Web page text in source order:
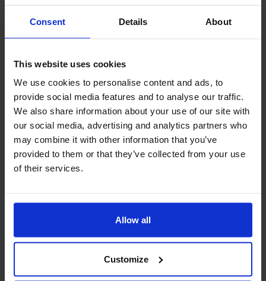
Consent Details About
This website uses cookies
We use cookies to personalise content and ads, to
provide social media features and to analyse our traffic.
We also share information about your use of our site with
our social media, advertising and analytics partners who
may combine it with other information that you’ve
provided to them or that they’ve collected from your use
of their services.
Allow all
Customize
設計者 Arnold Palmer
キャディ
ゴルフカート あり(利用必須)
ドライビングレンジ あり
評価
総合評価 4.15 ★★★★☆
レイアウト